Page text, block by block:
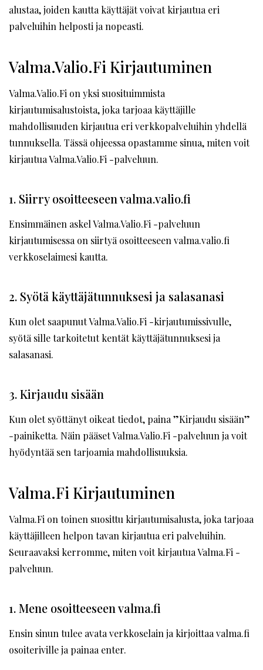
alustaa, joiden kautta käyttäjät voivat kirjautua eri
palveluihin helposti ja nopeasti.
Valma.Valio.Fi Kirjautuminen
Valma.Valio.Fi on yksi suosituimmista
kirjautumisalustoista, joka tarjoaa käyttäjille
mahdollisuuden kirjautua eri verkkopalveluihin yhdellä
tunnuksella. Tässä ohjeessa opastamme sinua, miten voit
kirjautua Valma.Valio.Fi -palveluun.
1. Siirry osoitteeseen valma.valio.fi
Ensimmäinen askel Valma.Valio.Fi -palveluun
kirjautumisessa on siirtyä osoitteeseen valma.valio.fi
verkkoselaimesi kautta.
2. Syötä käyttäjätunnuksesi ja salasanasi
Kun olet saapunut Valma.Valio.Fi -kirjautumissivulle,
syötä sille tarkoitetut kentät käyttäjätunnuksesi ja
salasanasi.
3. Kirjaudu sisään
Kun olet syöttänyt oikeat tiedot, paina ”Kirjaudu sisään”
-painiketta. Näin pääset Valma.Valio.Fi -palveluun ja voit
hyödyntää sen tarjoamia mahdollisuuksia.
Valma.Fi Kirjautuminen
Valma.Fi on toinen suosittu kirjautumisalusta, joka tarjoaa
käyttäjilleen helpon tavan kirjautua eri palveluihin.
Seuraavaksi kerromme, miten voit kirjautua Valma.Fi -
palveluun.
1. Mene osoitteeseen valma.fi
Ensin sinun tulee avata verkkoselain ja kirjoittaa valma.fi
osoiteriville ja painaa enter.